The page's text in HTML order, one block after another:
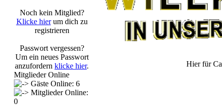
Noch kein Mitglied?
Klicke hierum dich zu
registrieren
Passwort vergessen?
Um ein neues Passwort
anzufordern klicke hier.
Mitglieder Online
Gäste Online: 6
Mitglieder Online:
0
Hier für